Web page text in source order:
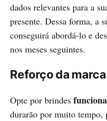
dados relevantes para a
presente. Dessa forma, a
conseguirá abordá-lo e
nos meses seguintes.
Reforço da
Opte por brindes
durarão por muito tempo,